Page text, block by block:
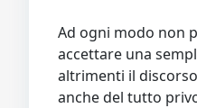
Ad ogni modo non
accettare una
altrimenti il
anche del tutto